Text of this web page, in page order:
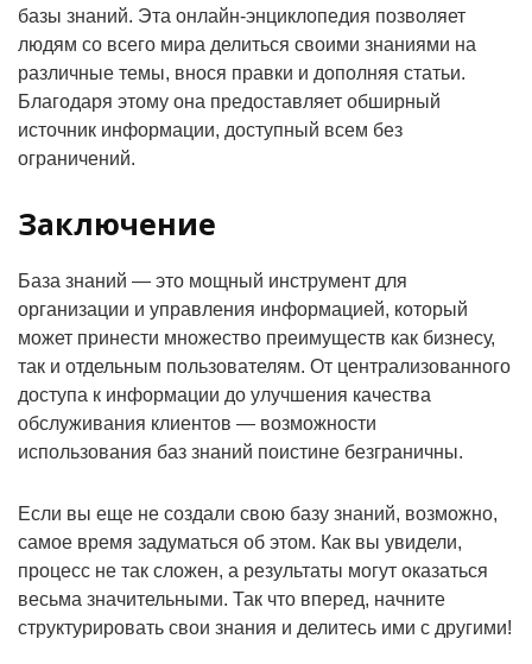
базы знаний. Эта онлайн-энциклопедия позволяет
людям со всего мира делиться своими знаниями на
различные темы, внося правки и дополняя статьи.
Благодаря этому она предоставляет обширный
источник информации, доступный всем без
ограничений.
Заключение
База знаний — это мощный инструмент для
организации и управления информацией, который
может принести множество преимуществ как бизнесу,
так и отдельным пользователям. От централизованного
доступа к информации до улучшения качества
обслуживания клиентов — возможности
использования баз знаний поистине безграничны.
Если вы еще не создали свою базу знаний, возможно,
самое время задуматься об этом. Как вы увидели,
процесс не так сложен, а результаты могут оказаться
весьма значительными. Так что вперед, начните
структурировать свои знания и делитесь ими с другими!